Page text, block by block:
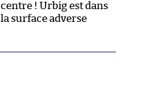
centre ! Urbig est dans
la surface adverse